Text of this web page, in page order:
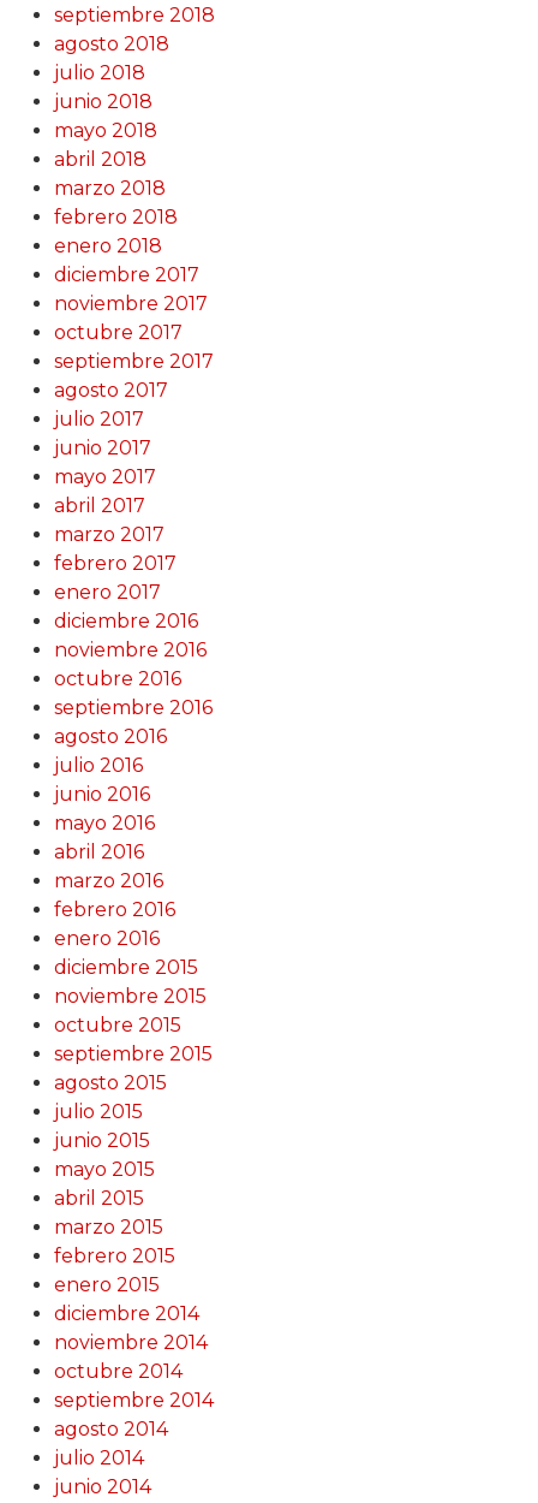
septiembre 2018
agosto 2018
julio 2018
junio 2018
mayo 2018
abril 2018
marzo 2018
febrero 2018
enero 2018
diciembre 2017
noviembre 2017
octubre 2017
septiembre 2017
agosto 2017
julio 2017
junio 2017
mayo 2017
abril 2017
marzo 2017
febrero 2017
enero 2017
diciembre 2016
noviembre 2016
octubre 2016
septiembre 2016
agosto 2016
julio 2016
junio 2016
mayo 2016
abril 2016
marzo 2016
febrero 2016
enero 2016
diciembre 2015
noviembre 2015
octubre 2015
septiembre 2015
agosto 2015
julio 2015
junio 2015
mayo 2015
abril 2015
marzo 2015
febrero 2015
enero 2015
diciembre 2014
noviembre 2014
octubre 2014
septiembre 2014
agosto 2014
julio 2014
junio 2014